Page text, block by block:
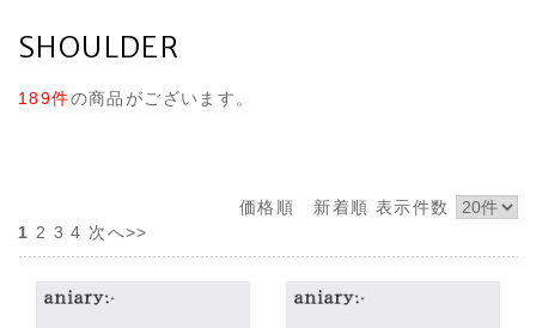
SHOULDER
189件の商品がございます。
価格順 新着順 表示件数
1 2 3 4 次へ>>